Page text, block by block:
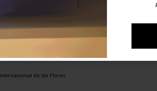
como un evento
botánica, atrayendo tanto a
y el arte.
de las Flores